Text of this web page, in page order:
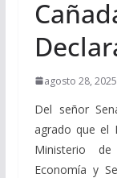
agosto 28, 2025
Del señor
agrado que el
Ministerio
Economía y